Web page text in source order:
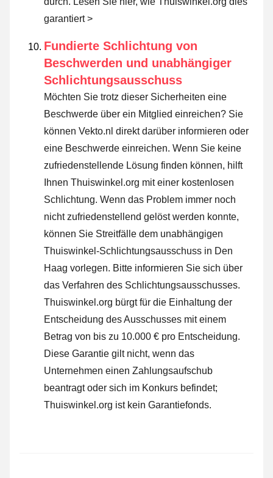
garantiert >
Fundierte Schlichtung von
Beschwerden und unabhängiger
Schlichtungsausschuss
Möchten Sie trotz dieser Sicherheiten eine
Beschwerde über ein Mitglied einreichen? Sie
können Vekto.nl direkt darüber informieren oder
eine Beschwerde einreichen. Wenn Sie keine
zufriedenstellende Lösung finden können, hilft
Ihnen Thuiswinkel.org mit einer kostenlosen
Schlichtung. Wenn das Problem immer noch
nicht zufriedenstellend gelöst werden konnte,
können Sie Streitfälle dem unabhängigen
Thuiswinkel-Schlichtungsausschuss in Den
Haag vorlegen. Bitte informieren Sie sich über
das Verfahren des Schlichtungsausschusses.
Thuiswinkel.org bürgt für die Einhaltung der
Entscheidung des Ausschusses mit einem
Betrag von bis zu 10.000 € pro Entscheidung.
Diese Garantie gilt nicht, wenn das
Unternehmen einen Zahlungsaufschub
beantragt oder sich im Konkurs befindet;
Thuiswinkel.org ist kein Garantiefonds.